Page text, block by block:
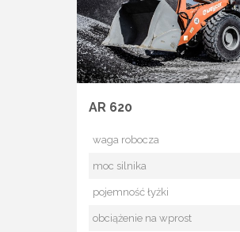
AR 620
waga robocza
moc silnika
pojemność łyżki
obciążenie na wprost